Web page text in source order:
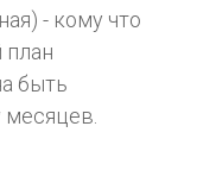
- кому что
быть
месяцев.